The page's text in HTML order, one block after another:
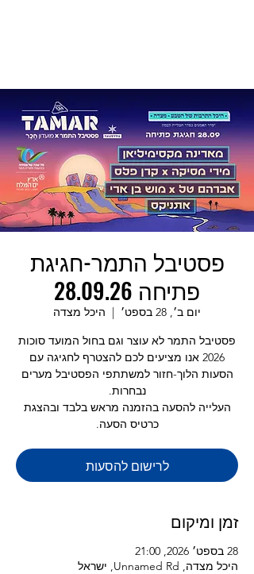
פסטיבל התמר-חגיגת
פתיחה 28.09.26
יום ב׳, 28 בספט׳
  |
היכל מצדה
פסטיבל התמר לא עוצר וגם בחול המועד סוכות
2026 אנו מציעים לכם להצטרף לחגיגה עם
הסעות הלוך-חזור למשתתפי הפסטיבל מערים
העלייה להסעה בהזמנה מראש בלבד ובהצגת
כרטיס הסעה.
לרישום להסעות
זמן ומיקום
28 בספט׳ 2026, 21:00
היכל מצדה, Unnamed Rd, ישראל